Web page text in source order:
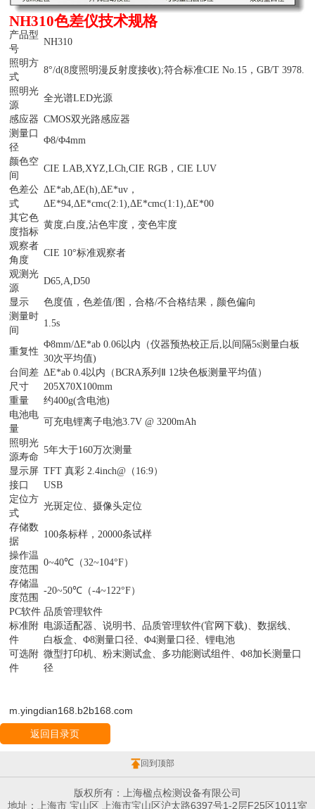
NH310色差仪技术规格
产品型
号
NH310
照明方
式
8°/d(8度照明漫反射度接收);符合标准CIE No.15，GB/T 3978.
照明光
源
全光谱LED光源
感应器 CMOS双光路感应器
测量口
径
Φ8/Φ4mm
颜色空
间
CIE LAB,XYZ,LCh,CIE RGB，CIE LUV
色差公
式
ΔE*ab,ΔE(h),ΔE*uv，
ΔE*94,ΔE*cmc(2:1),ΔE*cmc(1:1),ΔE*00
其它色
度指标
黄度,白度,沾色牢度，变色牢度
观察者
角度
CIE 10°标准观察者
观测光
源
D65,A,D50
显示
色度值，色差值/图，合格/不合格结果，颜色偏向
测量时
间
1.5s
重复性
Φ8mm/ΔE*ab 0.06以内（仪器预热校正后,以间隔5s测量白板
30次平均值)
台间差 ΔE*ab 0.4以内（BCRA系列Ⅱ 12块色板测量平均值）
尺寸
205X70X100mm
重量
约400g(含电池)
电池电
量
可充电锂离子电池3.7V @ 3200mAh
照明光
源寿命
5年大于160万次测量
显示屏 TFT 真彩 2.4inch@（16:9）
接口
USB
定位方
式
光斑定位、摄像头定位
存储数
据
100条标样，20000条试样
操作温
度范围
0~40℃（32~104°F）
存储温
度范围
-20~50℃（-4~122°F）
PC软件 品质管理软件
标准附
件
电源适配器、说明书、品质管理软件(官网下载)、数据线、
白板盒、Φ8测量口径、Φ4测量口径、锂电池
可选附
件
微型打印机、粉末测试盒、多功能测试组件、Φ8加长测量口
径
m.yingdian168.b2b168.com
返回目录页
回到顶部
版权所有：上海楹点检测设备有限公司
地址：上海市 宝山区 上海市宝山区沪太路6397号1-2层F25区1011室